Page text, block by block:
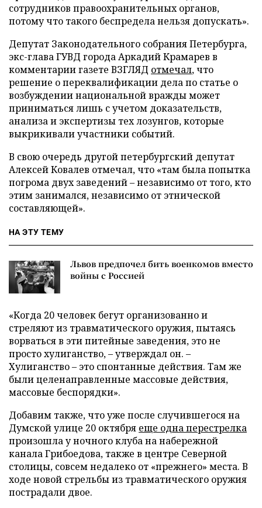
сотрудников правоохранительных органов,
потому что такого беспредела нельзя допускать».
Депутат Законодательного собрания Петербурга,
экс-глава ГУВД города Аркадий Крамарев в
комментарии газете ВЗГЛЯД отмечал, что
решение о переквалификации дела по статье о
возбуждении национальной вражды может
приниматься лишь с учетом доказательств,
анализа и экспертизы тех лозунгов, которые
выкрикивали участники событий.
В свою очередь другой петербургский депутат
Алексей Ковалев отмечал, что «там была попытка
погрома двух заведений – независимо от того, кто
этим занимался, независимо от этнической
составляющей».
НА ЭТУ ТЕМУ
Львов предпочел бить военкомов вместо
войны с Россией
«Когда 20 человек бегут организованно и
стреляют из травматического оружия, пытаясь
ворваться в эти питейные заведения, это не
просто хулиганство, – утверждал он. –
Хулиганство – это спонтанные действия. Там же
были целенаправленные массовые действия,
массовые беспорядки».
Добавим также, что уже после случившегося на
Думской улице 20 октября еще одна перестрелка
произошла у ночного клуба на набережной
канала Грибоедова, также в центре Северной
столицы, совсем недалеко от «прежнего» места. В
ходе новой стрельбы из травматического оружия
пострадали двое.